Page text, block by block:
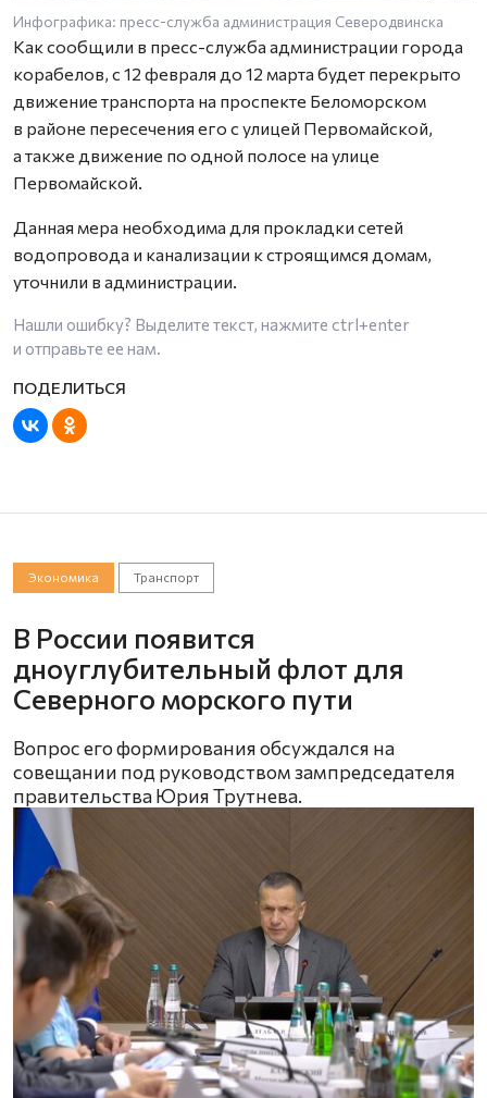
Инфографика: пресс-служба администрация Северодвинска
Как сообщили в пресс-служба администрации города
корабелов, с 12 февраля до 12 марта будет перекрыто
движение транспорта на проспекте Беломорском
в районе пересечения его с улицей Первомайской,
а также движение по одной полосе на улице
Первомайской.
Данная мера необходима для прокладки сетей
водопровода и канализации к строящимся домам,
уточнили в администрации.
Нашли ошибку? Выделите текст, нажмите ctrl+enter
и отправьте ее нам.
Экономика Транспорт
В России появится
дноуглубительный флот для
Северного морского пути
Вопрос его формирования обсуждался на
совещании под руководством зампредседателя
правительства Юрия Трутнева.